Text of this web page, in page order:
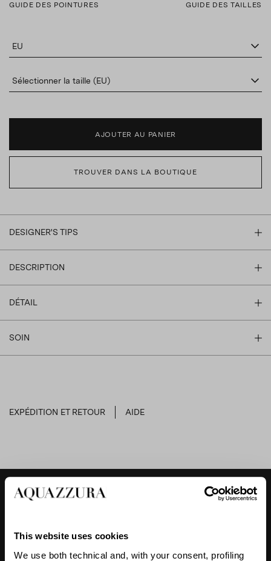
This website uses cookies
We use both technical and, with your consent, profiling
GUIDE DES POINTURES GUIDE DES TAILLES
EU
Sélectionner la taille (EU)
AJOUTER AU PANIER
TROUVER DANS LA BOUTIQUE
DESIGNER'S TIPS
DESCRIPTION
DÉTAIL
SOIN
EXPÉDITION ET RETOUR AIDE
DESIGNER'S TIPS
«Il n'y a rien de plus sexy que des décoletés